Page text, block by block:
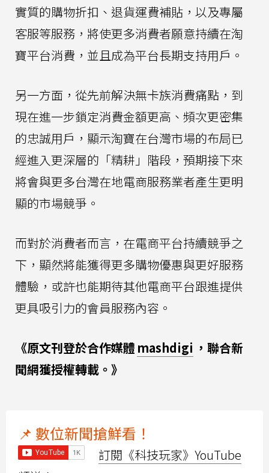
實質的購物折扣、退貨運費補貼，以及專屬
客服等服務，將使更多消費者願意持續在淘
寶平台消費，並且成為平台長期支持用戶。
另一方面，從先前解決無卡族消費痛點，到
現在進一步鎖定消費金額更高、頻次更密集
的忠誠用戶，顯示淘寶在台灣市場的布局已
經進入更深層的「精耕」階段，預期接下來
將會與更多台灣在地電商服務業者產生更明
顯的市場競爭。
而對於消費者而言，在電商平台持續競爭之
下，顯然將能獲得更多購物優惠與更好服務
體驗，或許也能期待其他電商平台跟進提供
更具吸引力的會員服務內容。
《原文刊登於合作媒體 mashdigi ，聯合新
聞網獲授權轉載。》
📌 數位新聞搶鮮看！
訂閱《科技玩家》YouTube